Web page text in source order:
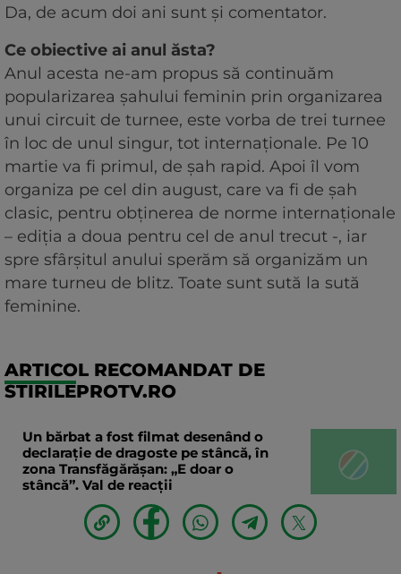
Da, de acum doi ani sunt și comentator.
Ce obiective ai anul ăsta?
Anul acesta ne-am propus să continuăm
popularizarea șahului feminin prin organizarea
unui circuit de turnee, este vorba de trei turnee
în loc de unul singur, tot internaționale. Pe 10
martie va fi primul, de șah rapid. Apoi îl vom
organiza pe cel din august, care va fi de șah
clasic, pentru obținerea de norme internaționale
– ediția a doua pentru cel de anul trecut -, iar
spre sfârșitul anului sperăm să organizăm un
mare turneu de blitz. Toate sunt sută la sută
feminine.
ARTICOL RECOMANDAT DE
STIRILEPROTV.RO
Un bărbat a fost filmat desenând o
declaraţie de dragoste pe stâncă, în
zona Transfăgărăşan: „E doar o
stâncă”. Val de reacții